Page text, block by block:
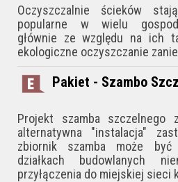
Oczyszczalnie ścieków
popularne w wielu
głównie ze względu na ich
ekologiczne oczyszczanie
Pakiet - Szambo
Projekt szamba szczelnego
alternatywna "instalacja"
zbiornik szamba może
działkach budowlanych
przyłączenia do miejskiej sieci